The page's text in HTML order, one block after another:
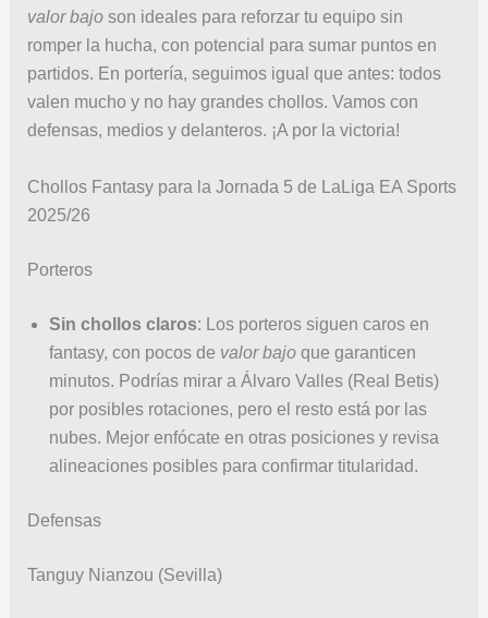
valor bajoson ideales para reforzar tu equipo sin
romper la hucha, con potencial para sumar puntos en
partidos. En portería, seguimos igual que antes: todos
valen mucho y no hay grandes chollos. Vamos con
defensas, medios y delanteros. ¡A por la victoria!
Chollos Fantasy para la Jornada 5 de LaLiga EA Sports
2025/26
Porteros
Sin chollos claros: Los porteros siguen caros en
fantasy, con pocos de valor bajoque garanticen
minutos. Podrías mirar a Álvaro Valles (Real Betis)
por posibles rotaciones, pero el resto está por las
nubes. Mejor enfócate en otras posiciones y revisa
alineaciones posibles para confirmar titularidad.
Defensas
Tanguy Nianzou (Sevilla)